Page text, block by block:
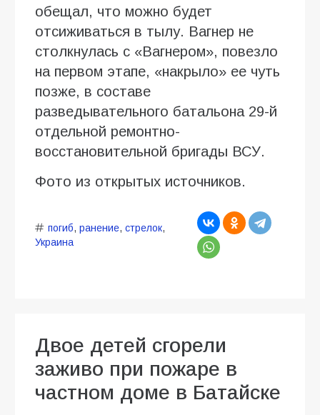
обещал, что можно будет
отсиживаться в тылу. Вагнер не
столкнулась с «Вагнером», повезло
на первом этапе, «накрыло» ее чуть
позже, в составе
разведывательного батальона 29-й
отдельной ремонтно-
восстановительной бригады ВСУ.
Фото из открытых источников.
погиб, ранение, стрелок,
Украина
Двое детей сгорели
заживо при пожаре в
частном доме в Батайске